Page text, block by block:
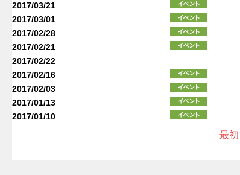
2017/03/21
2017/03/01
2017/02/28
2017/02/21
2017/02/22
2017/02/16
2017/02/03
2017/01/13
2017/01/10
最初